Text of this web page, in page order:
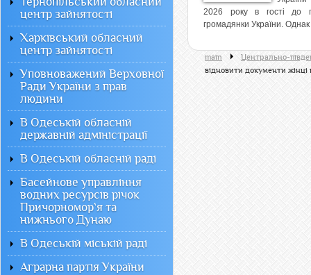
2026 року в гості до
громадянки України.
main
Центрально-
відновити документи жінці
центр зайнятості
Харківський обласний
центр зайнятості
Уповноважений Верховної
Ради України з прав
людини
В Одеській обласній
державній адміністрації
В Одеській обласній раді
Басейнове управління
водних ресурсів річок
Причорномор`я та
нижнього Дунаю
В Одеській міській раді
Аграрна партія України